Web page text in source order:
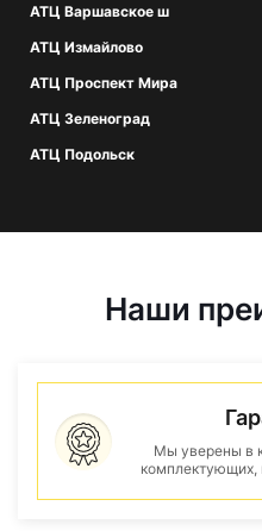
АТЦ Варшавское ш
АТЦ Измайлово
АТЦ Проспект Мира
АТЦ Зеленоград
АТЦ Подольск
Наши
Мы уверены в
комплектующих,